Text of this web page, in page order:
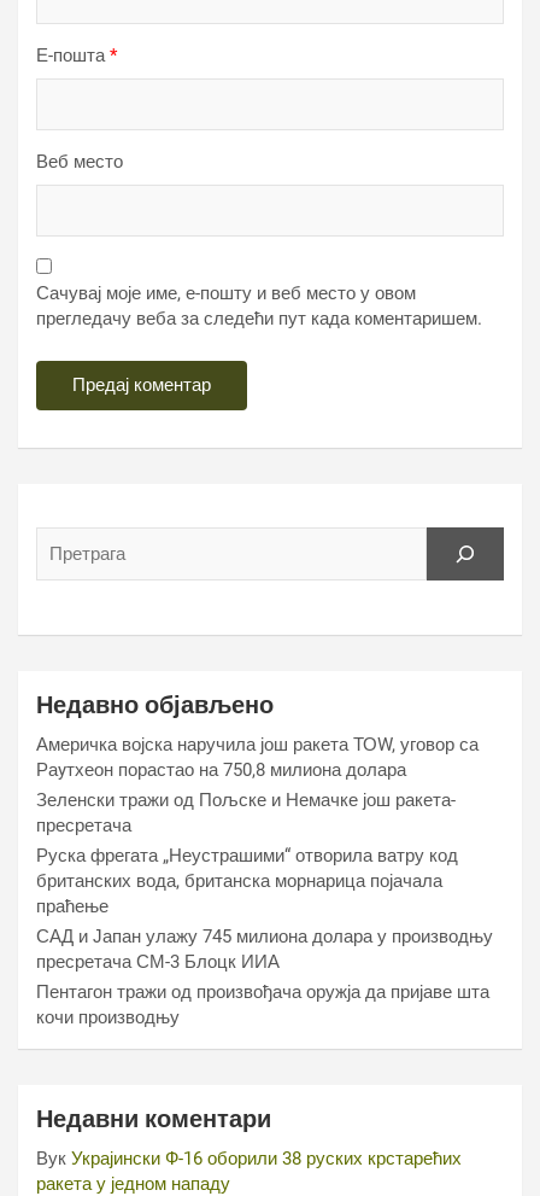
Е-пошта*
Веб место
Сачувај моје име, е-пошту и веб место у овом
прегледачу веба за следећи пут када коментаришем.
Недавно објављено
Америчка војска наручила још ракета ТОW, уговор са
Раyтхеон порастао на 750,8 милиона долара
Зеленски тражи од Пољске и Немачке још ракета-
пресретача
Руска фрегата „Неустрашими“ отворила ватру код
британских вода, британска морнарица појачала
праћење
САД и Јапан улажу 745 милиона долара у производњу
пресретача СМ-3 Блоцк ИИА
Пентагон тражи од произвођача оружја да пријаве шта
кочи производњу
Недавни коментари
Вук Украјински Ф-16 оборили 38 руских крстарећих
ракета у једном нападу